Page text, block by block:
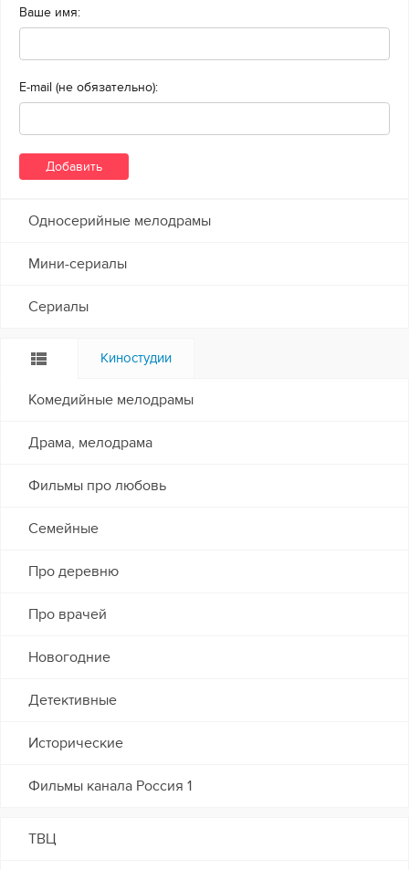
Ваше имя:
E-mail (не обязательно):
Односерийные мелодрамы
Мини-сериалы
Сериалы
Киностудии
Комедийные мелодрамы
Драма, мелодрама
Фильмы про любовь
Семейные
Про деревню
Про врачей
Новогодние
Детективные
Исторические
Фильмы канала Россия 1
ТВЦ